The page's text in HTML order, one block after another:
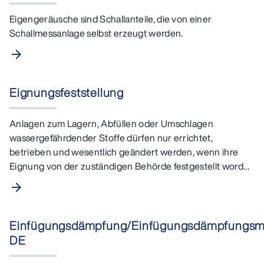
Eigengeräusche sind Schallanteile, die von einer
Schallmessanlage selbst erzeugt werden.
arrow_forward
Eignungsfeststellung
Anlagen zum Lagern, Abfüllen oder Umschlagen
wassergefährdender Stoffe dürfen nur errichtet,
betrieben und wesentlich geändert werden, wenn ihre
Eignung von der zuständigen Behörde festgestellt worden
arrow_forward
Einfügungsdämpfung/
DE